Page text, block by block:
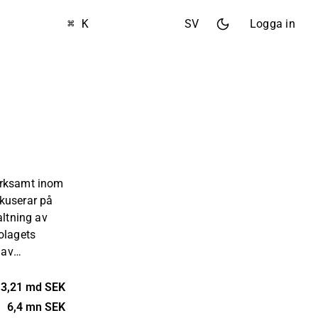
⌘ K SV Logga in
inom
på
av
och
Group
3,21 md SEK
6,4 mn SEK